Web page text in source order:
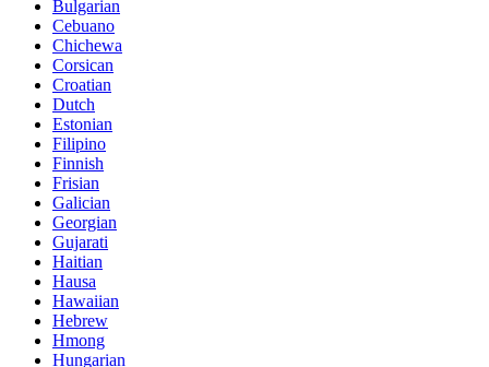
Bulgarian
Cebuano
Chichewa
Corsican
Croatian
Dutch
Estonian
Filipino
Finnish
Frisian
Galician
Georgian
Gujarati
Haitian
Hausa
Hawaiian
Hebrew
Hmong
Hungarian